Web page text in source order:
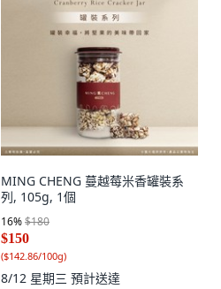
MING CHENG 蔓越莓米香罐裝系
列, 105g, 1個
16%$180
$150
($142.86/100g)
8/12 星期三 預計送達